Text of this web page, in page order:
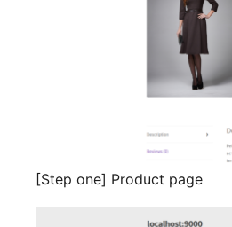
[Step one] Product page